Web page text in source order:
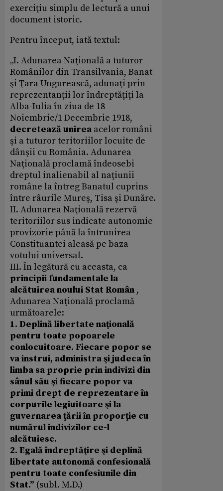
exerciţiu simplu de lectură a unui
document istoric.
Pentru început, iată textul:
„I. Adunarea Naţională a tuturor
Românilor din Transilvania, Banat
şi Ţara Ungurească, adunaţi prin
reprezentanţii lor îndreptăţiţi la
Alba-Iulia în ziua de 18
Noiembrie/1 Decembrie 1918,
decretează unirea acelor români
şi a tuturor teritoriilor locuite de
dânşii cu România. Adunarea
Naţională proclamă îndeosebi
dreptul inalienabil al naţiunii
române la întreg Banatul cuprins
între râurile Mureş, Tisa şi Dunăre.
II. Adunarea Naţională rezervă
teritoriilor sus indicate autonomie
provizorie până la întrunirea
Constituantei aleasă pe baza
votului universal.
III. În legătură cu aceasta, ca
principii fundamentale la
alcătuirea noului Stat Român ,
Adunarea Naţională proclamă
următoarele:
1. Deplină libertate naţională
pentru toate popoarele
conlocuitoare. Fiecare popor se
va instrui, administra şi judeca în
limba sa proprie prin indivizi din
sânul său şi fiecare popor va
primi drept de reprezentare în
corpurile legiuitoare şi la
guvernarea ţării în proporţie cu
numărul indivizilor ce-l
alcătuiesc.
2. Egală îndreptăţire şi deplină
libertate autonomă confesională
pentru toate confesiunile din
Stat.” (subl. M.D.)